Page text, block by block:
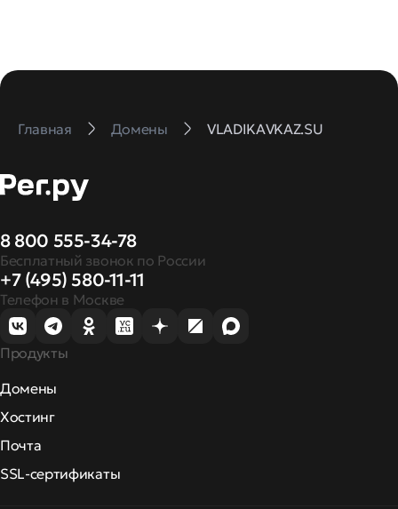
Главная Домены VLADIKAVKAZ.SU
8 800 555-34-78
Бесплатный звонок по России
+7 (495) 580-11-11
Телефон в Москве
Продукты
Домены
Хостинг
Почта
SSL-сертификаты